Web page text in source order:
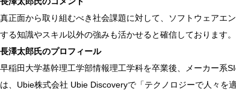
真正面から取り組むべき社会課題に対して、ソフトウェアエ
する知識やスキル以外の強みも活かせると確信しております。
長澤太郎氏のプロフィール
早稲田大学基幹理工学部情報理工学科を卒業後、メーカー系
は、Ubie株式会社 Ubie Discoveryで「テクノロジーで人々を